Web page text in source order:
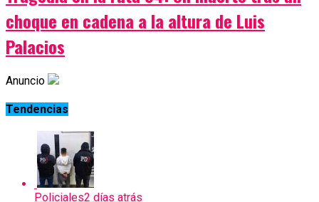
choque en cadena a la altura de Luis
Palacios
Anuncio
Tendencias
Policiales2 días atrás